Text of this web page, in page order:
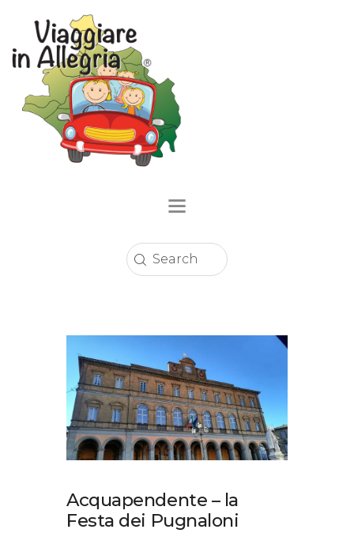
Home
Località
Enogastronomia
Musei, Palazzi E Ville
Percorsi
Contatti
Acquapendente – la
Festa dei Pugnaloni